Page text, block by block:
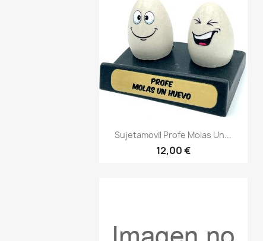
Vista rápida
Sujetamovil Profe Molas Un...
12,00 €